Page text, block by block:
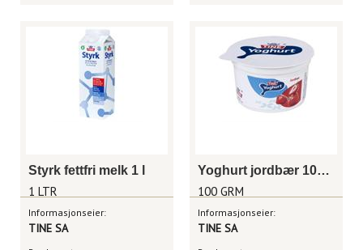
Styrk fettfri melk 1 l
1 LTR
Informasjonseier:
TINE SA
Yoghurt jordbær 100 g
100 GRM
Informasjonseier:
TINE SA